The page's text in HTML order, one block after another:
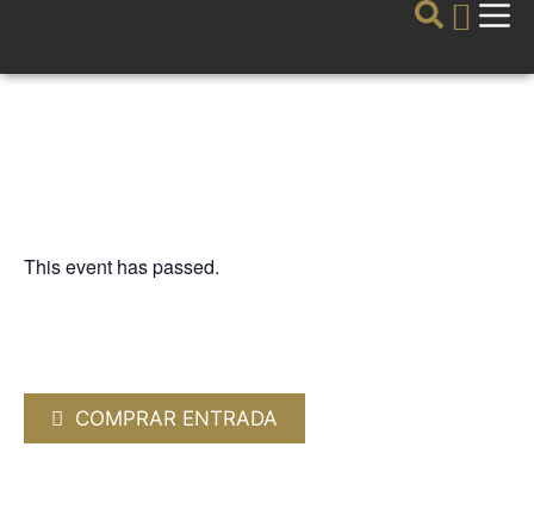
This event has passed.
COMPRAR ENTRADA